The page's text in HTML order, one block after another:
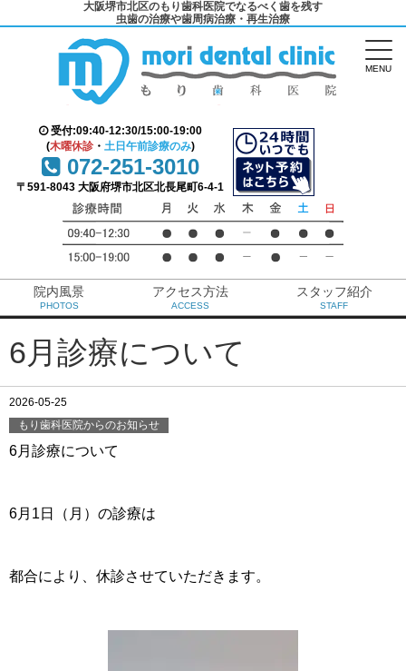
大阪堺市北区のもり歯科医院でなるべく歯を残す
虫歯の治療や歯周病治療・再生治療
受付:09:40-12:30/15:00-19:00
(木曜休診・ 土日午前診療のみ)
072-251-3010
〒591-8043 大阪府堺市北区北長尾町6-4-1
院内風景
PHOTOS
アクセス方法
ACCESS
スタッフ紹介
STAFF
MENU
6月診療について
2026-05-25
もり歯科医院からのお知らせ
6月診療について
6月1日（月）の診療は
都合により、休診させていただきます。